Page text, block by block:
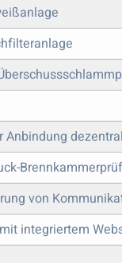
von
integriertem